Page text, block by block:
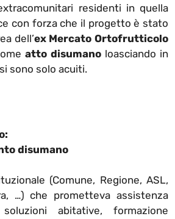
residenti in quella
con forza che il progetto è stato
dell’ex Mercato Ortofrutticolo
atto disumano loasciando in
sono solo acuiti.
disumano
(Comune, Regione, ASL,
…) che prometteva assistenza
abitative, formazione